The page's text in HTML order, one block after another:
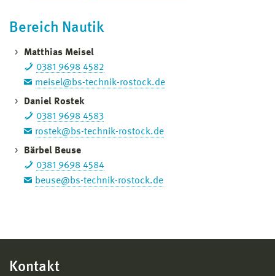
Bereich Nautik
Matthias Meisel
0381 9698 4582
meisel@bs-technik-rostock.de
Daniel Rostek
0381 9698 4583
rostek@bs-technik-rostock.de
Bärbel Beuse
0381 9698 4584
beuse@bs-technik-rostock.de
Kontakt